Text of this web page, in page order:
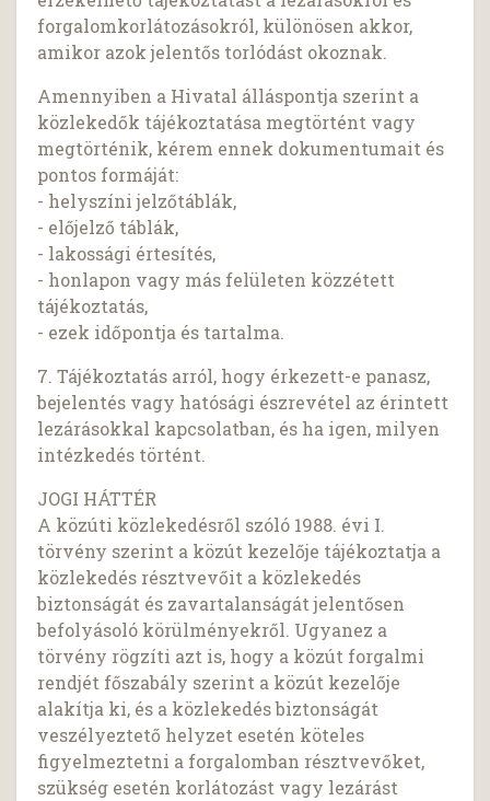
forgalomkorlátozásokról, különösen akkor,
amikor azok jelentős torlódást okoznak.
Amennyiben a Hivatal álláspontja szerint a
közlekedők tájékoztatása megtörtént vagy
megtörténik, kérem ennek dokumentumait és
pontos formáját:
- helyszíni jelzőtáblák,
- előjelző táblák,
- lakossági értesítés,
- honlapon vagy más felületen közzétett
tájékoztatás,
- ezek időpontja és tartalma.
7. Tájékoztatás arról, hogy érkezett-e panasz,
bejelentés vagy hatósági észrevétel az érintett
lezárásokkal kapcsolatban, és ha igen, milyen
intézkedés történt.
JOGI HÁTTÉR
A közúti közlekedésről szóló 1988. évi I.
törvény szerint a közút kezelője tájékoztatja a
közlekedés résztvevőit a közlekedés
biztonságát és zavartalanságát jelentősen
befolyásoló körülményekről. Ugyanez a
törvény rögzíti azt is, hogy a közút forgalmi
rendjét főszabály szerint a közút kezelője
alakítja ki, és a közlekedés biztonságát
veszélyeztető helyzet esetén köteles
figyelmeztetni a forgalomban résztvevőket,
szükség esetén korlátozást vagy lezárást